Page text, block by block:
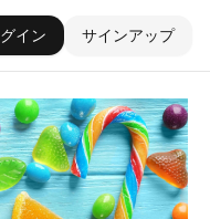
イン サインアップ